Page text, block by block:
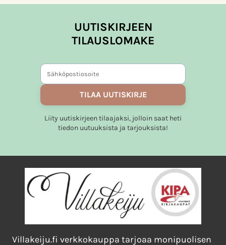
UUTISKIRJEEN
TILAUSLOMAKE
TILAA UUTISKIRJE
Liity uutiskirjeen tilaajaksi, jolloin saat heti
tiedon uutuuksista ja tarjouksista!
Villakeiju.fi verkkokauppa tarjoaa monipuolisen